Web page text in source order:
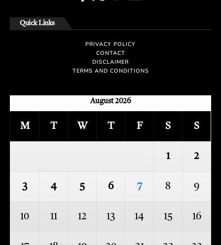
Quick Links
PRIVACY POLICY
CONTACT
DISCLAIMER
TERMS AND CONDITIONS
August 2026
M T W T F S S
1 2
3 4 5 6 7 8 9
10 11 12 13 14 15 16